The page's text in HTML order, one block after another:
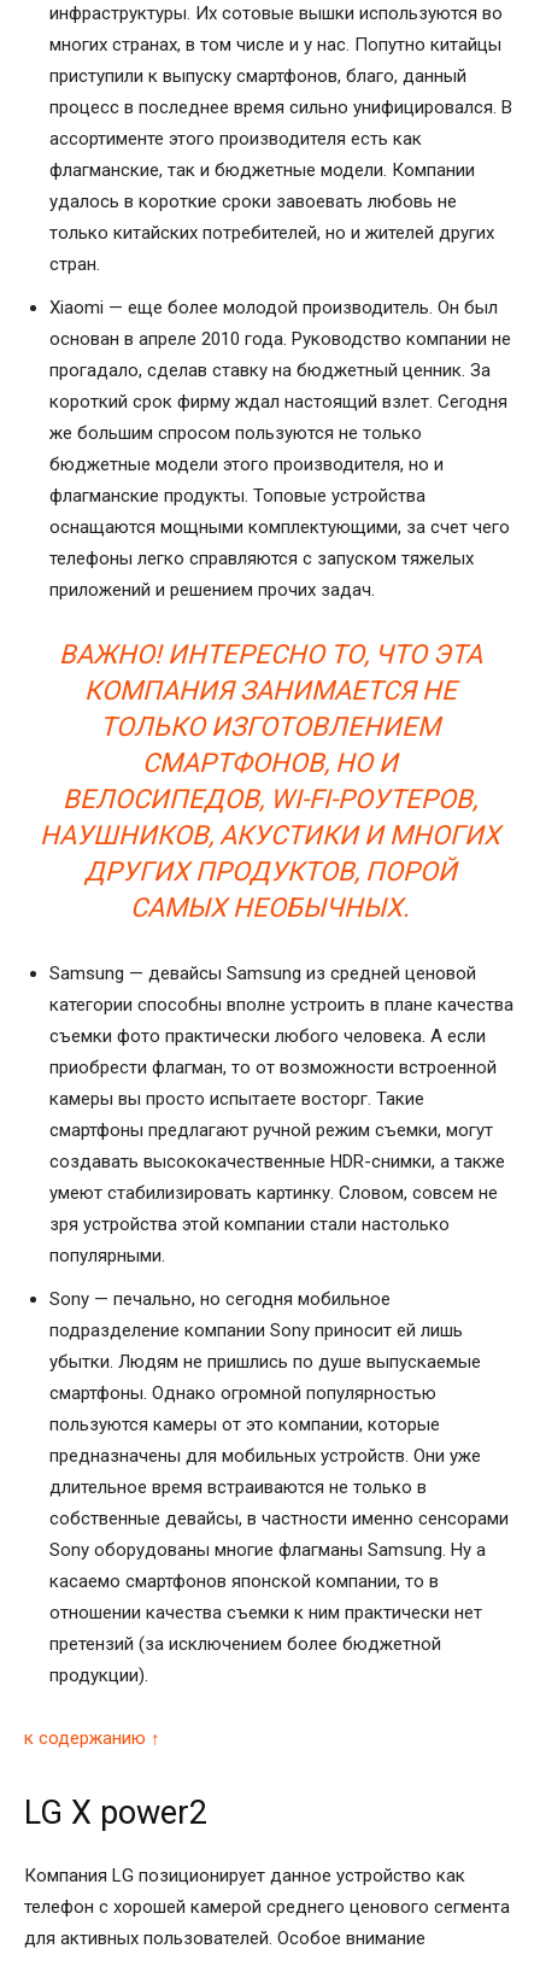
инфраструктуры. Их сотовые вышки используются во
многих странах, в том числе и у нас. Попутно китайцы
приступили к выпуску смартфонов, благо, данный
процесс в последнее время сильно унифицировался. В
ассортименте этого производителя есть как
флагманские, так и бюджетные модели. Компании
удалось в короткие сроки завоевать любовь не
только китайских потребителей, но и жителей других
стран.
Xiaomi — еще более молодой производитель. Он был
основан в апреле 2010 года. Руководство компании не
прогадало, сделав ставку на бюджетный ценник. За
короткий срок фирму ждал настоящий взлет. Сегодня
же большим спросом пользуются не только
бюджетные модели этого производителя, но и
флагманские продукты. Топовые устройства
оснащаются мощными комплектующими, за счет чего
телефоны легко справляются с запуском тяжелых
приложений и решением прочих задач.
ВАЖНО! ИНТЕРЕСНО ТО, ЧТО ЭТА
КОМПАНИЯ ЗАНИМАЕТСЯ НЕ
ТОЛЬКО ИЗГОТОВЛЕНИЕМ
СМАРТФОНОВ, НО И
ВЕЛОСИПЕДОВ, WI-FI-РОУТЕРОВ,
НАУШНИКОВ, АКУСТИКИ И МНОГИХ
ДРУГИХ ПРОДУКТОВ, ПОРОЙ
САМЫХ НЕОБЫЧНЫХ.
Samsung — девайсы Samsung из средней ценовой
категории способны вполне устроить в плане качества
съемки фото практически любого человека. А если
приобрести флагман, то от возможности встроенной
камеры вы просто испытаете восторг. Такие
смартфоны предлагают ручной режим съемки, могут
создавать высококачественные HDR-снимки, а также
умеют стабилизировать картинку. Словом, совсем не
зря устройства этой компании стали настолько
популярными.
Sony — печально, но сегодня мобильное
подразделение компании Sony приносит ей лишь
убытки. Людям не пришлись по душе выпускаемые
смартфоны. Однако огромной популярностью
пользуются камеры от это компании, которые
предназначены для мобильных устройств. Они уже
длительное время встраиваются не только в
собственные девайсы, в частности именно сенсорами
Sony оборудованы многие флагманы Samsung. Ну а
касаемо смартфонов японской компании, то в
отношении качества съемки к ним практически нет
претензий (за исключением более бюджетной
продукции).
к содержанию ↑
LG X power2
Компания LG позиционирует данное устройство как
телефон с хорошей камерой среднего ценового сегмента
для активных пользователей. Особое внимание